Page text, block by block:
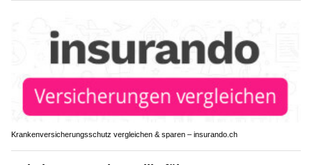
Krankenversicherungsschutz vergleichen & sparen – insurando.ch